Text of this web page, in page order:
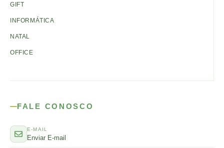
GIFT
INFORMÁTICA
NATAL
OFFICE
FALE CONOSCO
E-MAIL
Enviar E-mail